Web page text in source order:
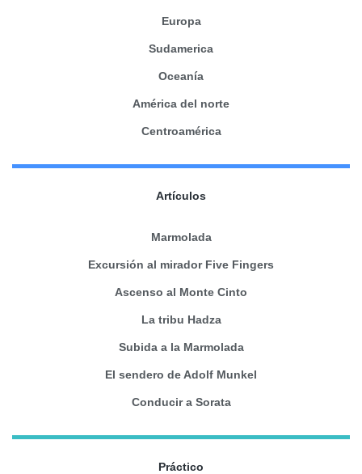
Europa
Sudamerica
Oceanía
América del norte
Centroamérica
Artículos
Marmolada
Excursión al mirador Five Fingers
Ascenso al Monte Cinto
La tribu Hadza
Subida a la Marmolada
El sendero de Adolf Munkel
Conducir a Sorata
Práctico